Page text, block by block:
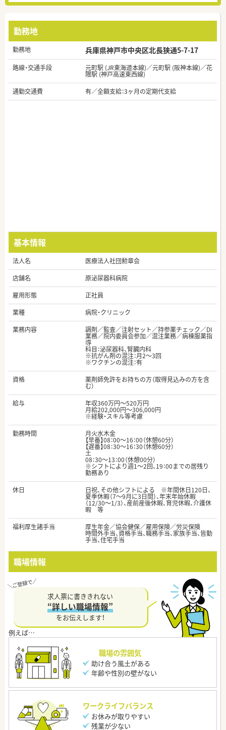
勤務地
勤務地 兵庫県神戸市中央区北長狭通5-7-17
路線・交通手段 元町駅 (JR東海道本線)／元町駅 (阪神本線)／花
隈駅 (神戸高速東西線)
通勤交通費
有／全額支給：3ヶ月の定期代支給
基本情報
法人名
医療法人社団勲章会
店舗名
原泌尿器科病院
雇用形態
正社員
業種
病院・クリニック
業務内容
調剤／監査／注射セット／持参薬チェック／DI
業務／院内委員会参加／混注業務／病棟服薬指
導
科目：泌尿器科、腎臓内科
※抗がん剤の混注：月2～3回
※ワクチンの混注：有
資格
薬剤師免許をお持ちの方（取得見込みの方を含
む）
給与
年収360万円～520万円
月給202,000円～306,000円
※経験・スキル等考慮
勤務時間
月火水木金
【早番】08：00～16：00（休憩60分）
【遅番】08：30～16：30（休憩60分）
土
08：30～13：00（休憩00分）
※シフトにより週1～2回、19：00までの居残り
勤務あり
休日
日祝、その他シフトによる ※年間休日120日、
夏季休暇（7～9月に3日間）、年末年始休暇
（12/30～1/3）、産前産後休暇、育児休暇、介護休
暇 等
福利厚生諸手当
厚生年金／協会健保／雇用保険／労災保険
時間外手当、資格手当、職務手当、家族手当、皆勤
手当、住宅手当
職場情報
求人票に書ききれない
“詳しい職場情報”
をお伝えします！
職場の雰囲気
助け合う風土がある
年齢や性別の壁がない
ワークライフバランス
お休みが取りやすい
残業が少ない